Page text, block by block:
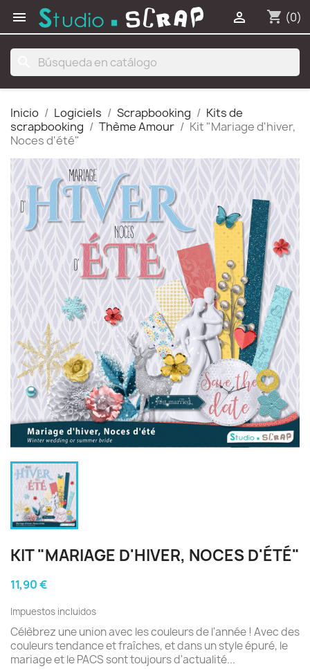
 shopping_cart (0)

Inicio Logiciels Scrapbooking
Kits de
scrapbooking
Thème Amour
Kit "Mariage d'hiver,
Noces d'été"
KIT "MARIAGE D'HIVER, NOCES D'ÉTÉ"
11,90 €
Impuestos incluidos
Célèbrez une union avec les couleurs de l'année ! Avec des
couleurs tendance et fraîches, et dans un style épuré, le
mariage et le PACS sont toujours d'actualité...